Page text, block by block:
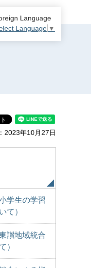
Language
Language ▼
2023年10月27日
学生の学習
て）
讃地域統合
）